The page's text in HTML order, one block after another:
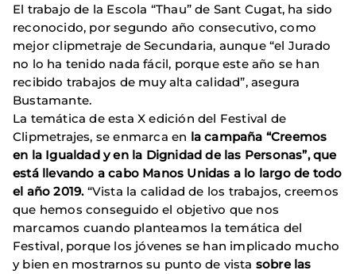
El trabajo de la Escola “Thau” de Sant Cugat, ha sido
reconocido, por segundo año consecutivo, como
mejor clipmetraje de Secundaria, aunque “el Jurado
no lo ha tenido nada fácil, porque este año se han
recibido trabajos de muy alta calidad”, asegura
Bustamante.
La temática de esta X edición del Festival de
Clipmetrajes, se enmarca en la campaña “Creemos
en la Igualdad y en la Dignidad de las Personas”, que
está llevando a cabo Manos Unidas a lo largo de todo
el año 2019. “Vista la calidad de los trabajos, creemos
que hemos conseguido el objetivo que nos
marcamos cuando planteamos la temática del
Festival, porque los jóvenes se han implicado mucho
y bien en mostrarnos su punto de vista sobre las